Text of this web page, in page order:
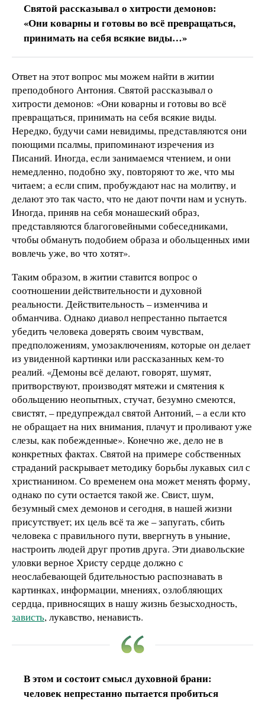
Святой рассказывал о хитрости демонов:
«Они коварны и готовы во всё превращаться,
принимать на себя всякие виды…»
Ответ на этот вопрос мы можем найти в житии
преподобного Антония. Святой рассказывал о
хитрости демонов: «Они коварны и готовы во всё
превращаться, принимать на себя всякие виды.
Нередко, будучи сами невидимы, представляются они
поющими псалмы, припоминают изречения из
Писаний. Иногда, если занимаемся чтением, и они
немедленно, подобно эху, повторяют то же, что мы
читаем; а если спим, пробуждают нас на молитву, и
делают это так часто, что не дают почти нам и уснуть.
Иногда, приняв на себя монашеский образ,
представляются благоговейными собеседниками,
чтобы обмануть подобием образа и обольщенных ими
вовлечь уже, во что хотят».
Таким образом, в житии ставится вопрос о
соотношении действительности и духовной
реальности. Действительность – изменчива и
обманчива. Однако диавол непрестанно пытается
убедить человека доверять своим чувствам,
предположениям, умозаключениям, которые он делает
из увиденной картинки или рассказанных кем-то
реалий. «Демоны всё делают, говорят, шумят,
притворствуют, производят мятежи и смятения к
обольщению неопытных, стучат, безумно смеются,
свистят, – предупреждал святой Антоний, – а если кто
не обращает на них внимания, плачут и проливают уже
слезы, как побежденные». Конечно же, дело не в
конкретных фактах. Святой на примере собственных
страданий раскрывает методику борьбы лукавых сил с
христианином. Со временем она может менять форму,
однако по сути остается такой же. Свист, шум,
безумный смех демонов и сегодня, в нашей жизни
присутствует; их цель всё та же – запугать, сбить
человека с правильного пути, ввергнуть в уныние,
настроить людей друг против друга. Эти диавольские
уловки верное Христу сердце должно с
неослабевающей бдительностью распознавать в
картинках, информации, мнениях, озлобляющих
сердца, привносящих в нашу жизнь безысходность,
зависть, лукавство, ненависть.
В этом и состоит смысл духовной брани:
человек непрестанно пытается пробиться